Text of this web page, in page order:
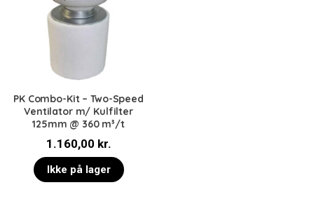
PK Combo-Kit – Two-Speed
Ventilator m/ Kulfilter
125mm @ 360 m³/t
1.160,00 kr.
Ikke på lager